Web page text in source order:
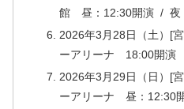
館 昼：12:30開演 / 夜
2026年3月28日（土）[
ーアリーナ 18:00開演
2026年3月29日（日）[
ーアリーナ 昼：12:30